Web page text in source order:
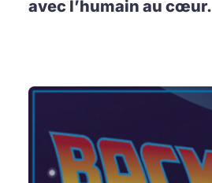
avec l’humain au cœur.